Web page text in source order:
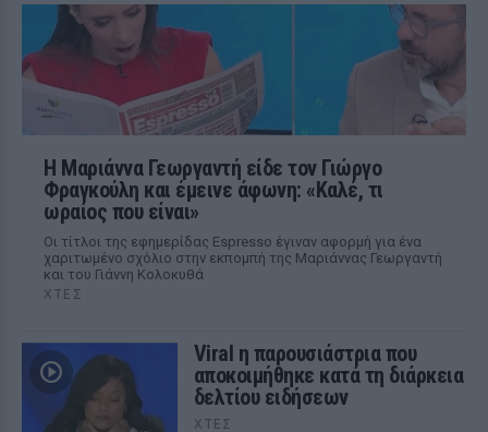
Η Μαριάννα Γεωργαντή είδε τον Γιώργο
Φραγκούλη και έμεινε άφωνη: «Καλέ, τι
ωραίος που είναι»
Οι τίτλοι της εφημερίδας Espresso έγιναν αφορμή για ένα
χαριτωμένο σχόλιο στην εκπομπή της Μαριάννας Γεωργαντή
και του Γιάννη Κολοκυθά
ΧΤΕΣ
Viral η παρουσιάστρια που
αποκοιμήθηκε κατά τη διάρκεια
δελτίου ειδήσεων
ΧΤΕΣ